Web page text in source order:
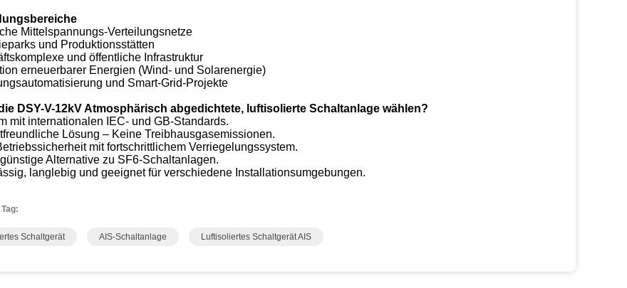
Mittelspannungs-Verteilungsnetze
und Produktionsstätten
und öffentliche Infrastruktur
erneuerbarer Energien (Wind- und Solarenergie)
und Smart-Grid-Projekte
DSY-V-12kV Atmosphärisch abgedichtete, luftisolierte Schaltanlage wählen?
mit internationalen IEC- und GB-Standards.
Lösung – Keine Treibhausgasemissionen.
mit fortschrittlichem Verriegelungssystem.
Alternative zu SF6-Schaltanlagen.
langlebig und geeignet für verschiedene Installationsumgebungen.
Schaltgerät AIS-Schaltanlage Luftisoliertes Schaltgerät AIS